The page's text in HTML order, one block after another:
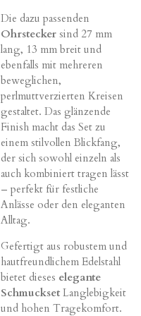
Die dazu passenden
Ohrstecker sind 27 mm
lang, 13 mm breit und
ebenfalls mit mehreren
beweglichen,
perlmuttverzierten Kreisen
gestaltet. Das glänzende
Finish macht das Set zu
einem stilvollen Blickfang,
der sich sowohl einzeln als
auch kombiniert tragen lässt
– perfekt für festliche
Anlässe oder den eleganten
Alltag.
Gefertigt aus robustem und
hautfreundlichem Edelstahl
bietet dieses elegante
Schmuckset Langlebigkeit
und hohen Tragekomfort.